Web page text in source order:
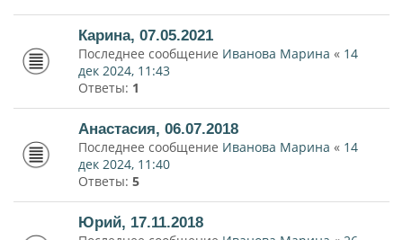
Карина, 07.05.2021
Последнее сообщение Иванова Марина « 14
дек 2024, 11:43
Ответы: 1
Анастасия, 06.07.2018
Последнее сообщение Иванова Марина « 14
дек 2024, 11:40
Ответы: 5
Юрий, 17.11.2018